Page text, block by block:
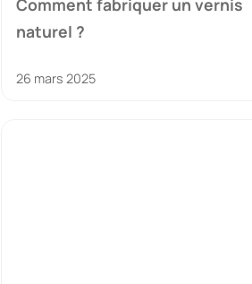
Comment fabriquer un vernis
naturel ?
26 mars 2025